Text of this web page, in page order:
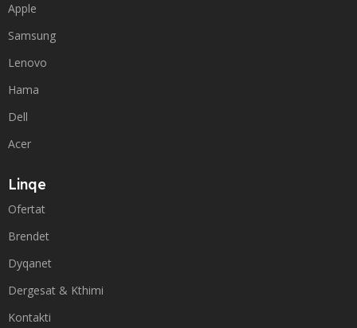
Apple
Samsung
Lenovo
Hama
Dell
Acer
Linqe
Ofertat
Brendet
Dyqanet
Dergesat & Kthimi
Kontakti